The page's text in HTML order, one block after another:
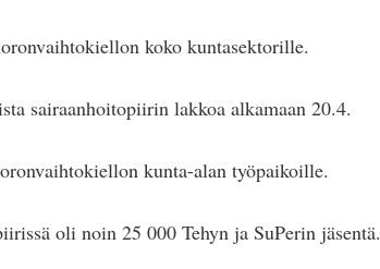
koko kuntasektorille.
sairaanhoitopiirin lakkoa alkamaan 20.4.
kunta-alan työpaikoille.
oli noin 25 000 Tehyn ja SuPerin jäsentä.